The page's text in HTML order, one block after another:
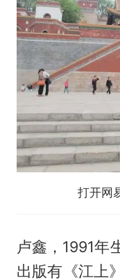
打开网
卢鑫，1991年
出版有《江上